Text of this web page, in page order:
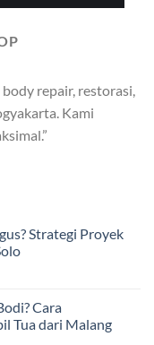
repair, restorasi,
Kami
Strategi Proyek
Cara
Tua dari Malang